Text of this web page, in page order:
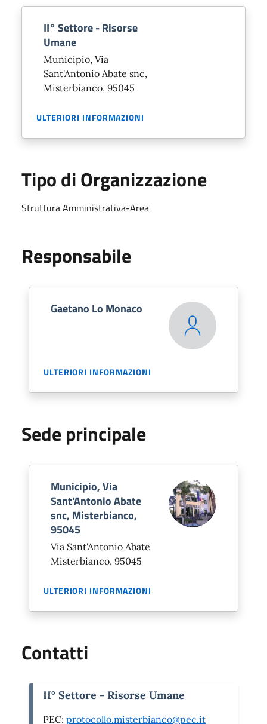
II° Settore - Risorse
Umane
Municipio, Via
Sant'Antonio Abate snc,
Misterbianco, 95045
ULTERIORI INFORMAZIONI
Tipo di Organizzazione
Struttura Amministrativa-Area
Responsabile
Gaetano Lo Monaco
ULTERIORI INFORMAZIONI
Sede principale
Municipio, Via
Sant'Antonio Abate
snc, Misterbianco,
95045
Via Sant'Antonio Abate
Misterbianco, 95045
ULTERIORI INFORMAZIONI
Contatti
II° Settore - Risorse Umane
PEC: protocollo.misterbianco@pec.it